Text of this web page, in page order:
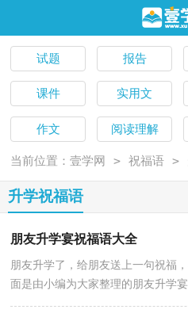
试题 报告
课件 实用文
作文 阅读理解
当前位置：壹学网 > 祝福语 >
升学祝福语
朋友升学宴祝福语大全
朋友升学了，给朋友送上一句祝福
面是由小编为大家整理的朋友升学
读。跬步启风雷一筹大展登云志；